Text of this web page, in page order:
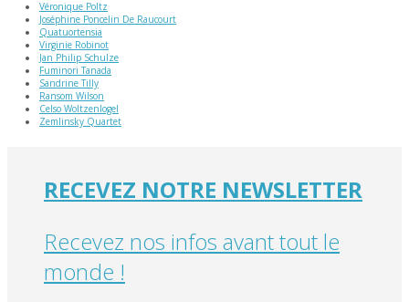
Véronique Poltz
Joséphine Poncelin De Raucourt
Quatuortensia
Virginie Robinot
Jan Philip Schulze
Fuminori Tanada
Sandrine Tilly
Ransom Wilson
Celso Woltzenlogel
Zemlinsky Quartet
RECEVEZ NOTRE NEWSLETTER
Recevez nos infos avant tout le
monde !